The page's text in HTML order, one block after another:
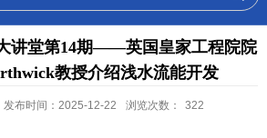
讲堂第14期——英国皇家工程院院
教授介绍浅水流能开发
发布时间：2025-12-22 浏览次数： 322